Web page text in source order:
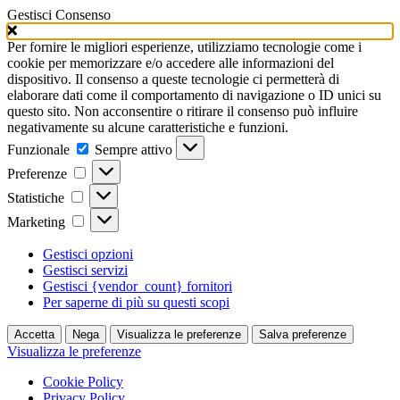
Gestisci Consenso
Per fornire le migliori esperienze, utilizziamo tecnologie come i
cookie per memorizzare e/o accedere alle informazioni del
dispositivo. Il consenso a queste tecnologie ci permetterà di
elaborare dati come il comportamento di navigazione o ID unici su
questo sito. Non acconsentire o ritirare il consenso può influire
negativamente su alcune caratteristiche e funzioni.
Funzionale
Funzionale
Sempre attivo
Preferenze
Preferenze
Statistiche Statistiche
Marketing Marketing
Gestisci opzioni
Gestisci servizi
Gestisci {vendor_count} fornitori
Per saperne di più su questi scopi
Accetta Nega Visualizza le preferenze Salva preferenze
Visualizza le preferenze
Cookie Policy